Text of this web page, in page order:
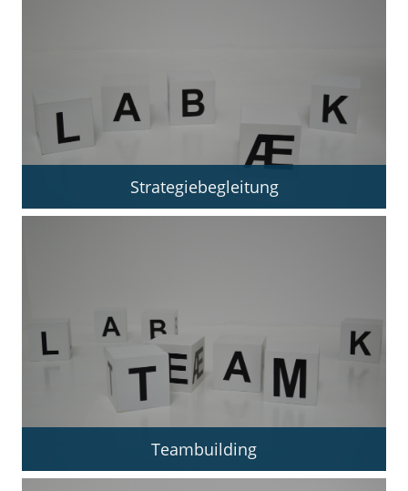
Strategiebegleitung
Teambuilding